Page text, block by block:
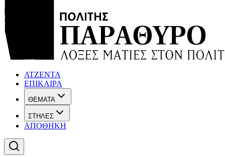
ΑΤΖΕΝΤΑ
ΕΠΙΚΑΙΡΑ
ΘΕΜΑΤΑ
ΣΤΗΛΕΣ
ΑΠΟΘΗΚΗ